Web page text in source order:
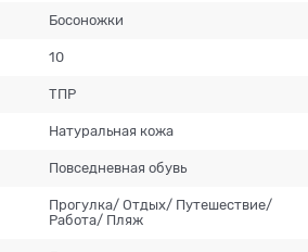
Босоножки
10
ТПР
Натуральная кожа
Повседневная обувь
Прогулка/ Отдых/ Путешествие/
Работа/ Пляж